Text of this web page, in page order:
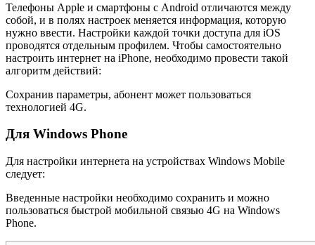
Телефоны Apple и смартфоны с Android отличаются между
собой, и в полях настроек меняется информация, которую
нужно ввести. Настройки каждой точки доступа для iOS
проводятся отдельным профилем. Чтобы самостоятельно
настроить интернет на iPhone, необходимо провести такой
алгоритм действий:
Сохранив параметры, абонент может пользоваться
технологией 4G.
Для Windows Phone
Для настройки интернета на устройствах Windows Mobile
следует:
Введенные настройки необходимо сохранить и можно
пользоваться быстрой мобильной связью 4G на Windows
Phone.